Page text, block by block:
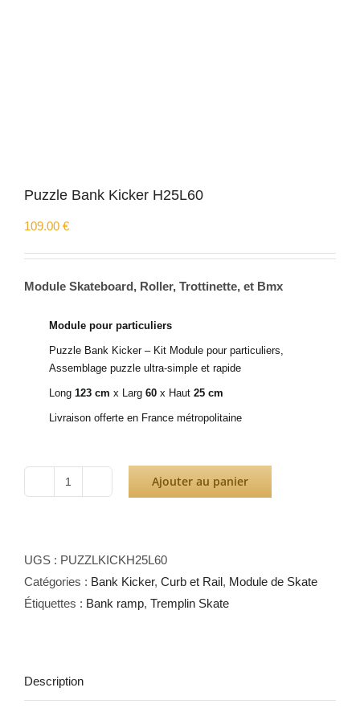
Puzzle Bank Kicker H25L60
109.00 €
Module Skateboard, Roller, Trottinette, et Bmx
Module pour particuliers
Puzzle Bank Kicker – Kit Module pour particuliers,
Assemblage puzzle ultra-simple et rapide
Long123 cm x Larg60 x Haut25 cm
Livraison offerte en France métropolitaine
Bank
Kicker
H25L60
Ajouter au panier
UGS : PUZZLKICKH25L60
Catégories : Bank Kicker, Curb et Rail, Module de Skate
Étiquettes : Bank ramp, Tremplin Skate
Description